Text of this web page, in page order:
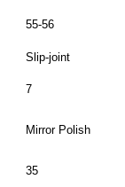
55-56
Slip-joint
7
Mirror Polish
35